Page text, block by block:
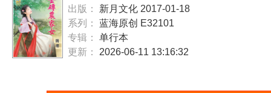
出版：
新月文化 2017-01-18
系列：
蓝海原创 E32101
专辑：
单行本
更新：
2026-06-11 13:16:32